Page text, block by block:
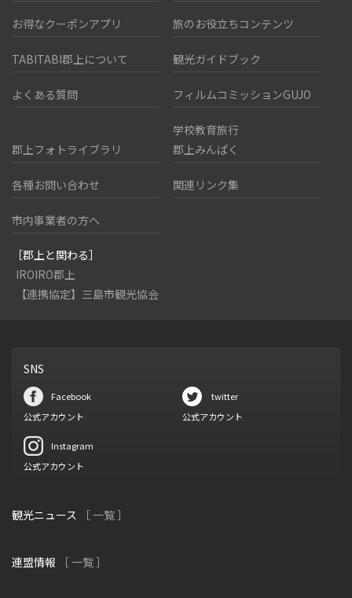
お得なクーポンアプリ 旅のお役立ちコンテンツ
TABITABI郡上について 観光ガイドブック
よくある質問 フィルムコミッションGUJO
郡上フォトライブラリ
学校教育旅行
郡上みんぱく
各種お問い合わせ 関連リンク集
市内事業者の方へ
［郡上と関わる］
IROIRO郡上
【連携協定】三島市観光協会
SNS
Facebook
公式アカウント
twitter
公式アカウント
Instagram
公式アカウント
観光ニュース ［ 一覧 ］
連盟情報 ［ 一覧 ］